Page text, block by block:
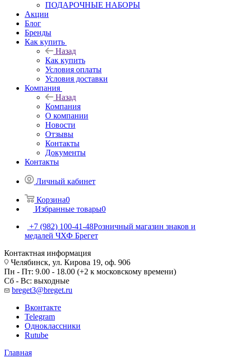
ПОДАРОЧНЫЕ НАБОРЫ
Акции
Блог
Бренды
Как купить
Назад
Как купить
Условия оплаты
Условия доставки
Компания
Назад
Компания
О компании
Новости
Отзывы
Контакты
Документы
Контакты
Личный кабинет
Корзина0
Избранные товары0
+7 (982) 100-41-48Розничный магазин знаков и
медалей ЧХФ Брегет
Контактная информация
Челябинск, ул. Кирова 19, оф. 906
Пн - Пт: 9.00 - 18.00 (+2 к московскому времени)
Сб - Вс: выходные
breget3@breget.ru
Вконтакте
Telegram
Одноклассники
Rutube
Главная